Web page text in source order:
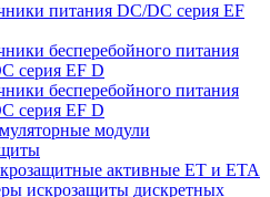
питания DC/DC серия EF
бесперебойного питания
серия EF D
бесперебойного питания
серия EF D
модули
активные ET и ETA
искрозащиты дискретных